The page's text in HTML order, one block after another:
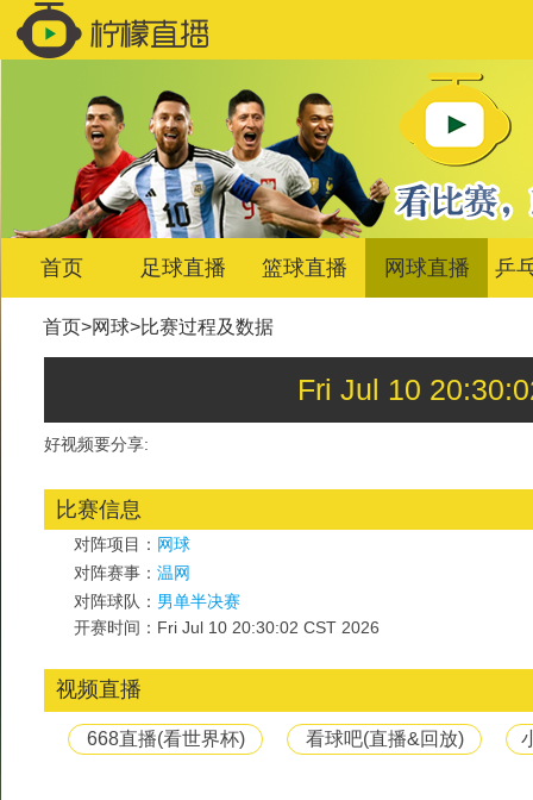
首页 足球直播 篮球直播 网球直播 乒
首页>网球>比赛过程及数据
Fri Jul 10
好视频要分享:
比赛信息
对阵项目： 网球
对阵赛事： 温网
对阵球队： 男单半决赛
开赛时间：Fri Jul 10 20:30:02 CST 2026
视频直播
668直播(看世界杯) 看球吧(直播&回放)